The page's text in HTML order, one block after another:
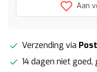
Aan
Verzending via
14 dagen niet